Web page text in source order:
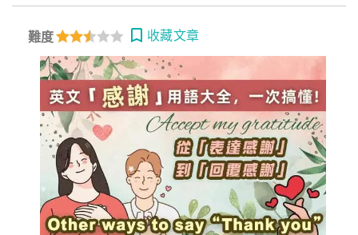
難度 收藏文章